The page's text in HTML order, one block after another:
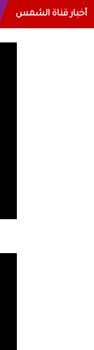
أخبار قناة الشمس